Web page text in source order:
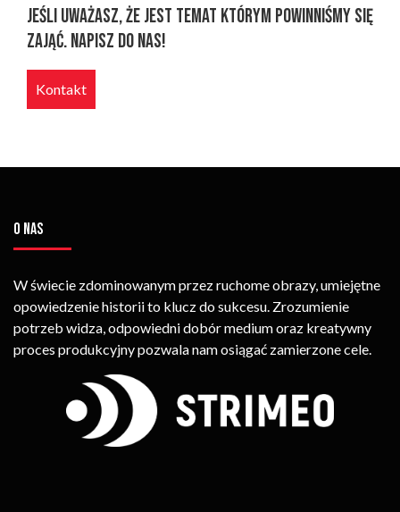
Jeśli uważasz, że jest temat którym powinniśmy się
zająć. Napisz do nas!
Kontakt
O NAS
W świecie zdominowanym przez ruchome obrazy, umiejętne
opowiedzenie historii to klucz do sukcesu. Zrozumienie
potrzeb widza, odpowiedni dobór medium oraz kreatywny
proces produkcyjny pozwala nam osiągać zamierzone cele.